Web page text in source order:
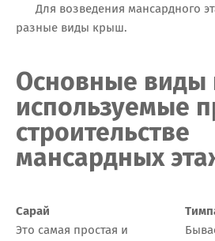
Для возведения мансардного
разные виды крыш.
Основные
используемые
строительстве
мансардных
Сарай
Это самая простая и